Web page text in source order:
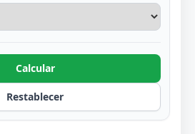
Calcular
Restablecer